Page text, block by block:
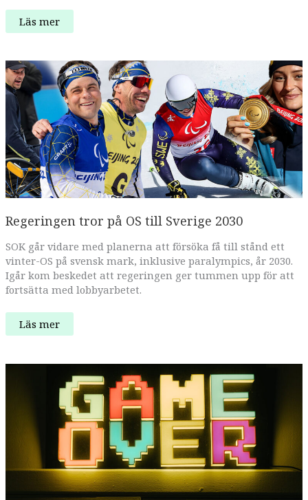
Salming
anställer
Läs mer
Regeringen tror på OS till Sverige 2030
SOK går vidare med planerna att försöka få till stånd ett
vinter-OS på svensk mark, inklusive paralympics, år 2030.
Igår kom beskedet att regeringen ger tummen upp för att
fortsätta med lobbyarbetet.
Regeringen
tror
till
Läs mer